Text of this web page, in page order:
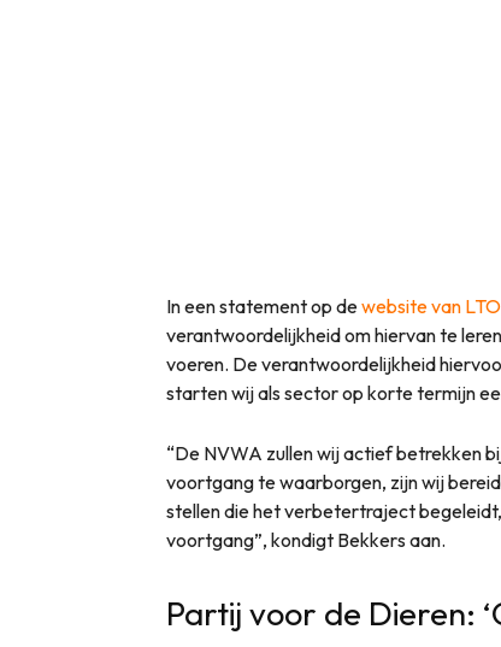
In een statement op dewebsite van LTO
verantwoordelijkheid om hiervan te
voeren. De verantwoordelijkheid
starten wij als sector op korte termijn
“De NVWA zullen wij actief betrekken
voortgang te waarborgen, zijn wij
stellen die het verbetertraject
voortgang”, kondigt Bekkers aan.
Partij voor de Dieren: